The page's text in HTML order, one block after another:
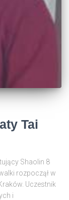
Tai
Shaolin 8
rozpoczął w
Uczestnik
i